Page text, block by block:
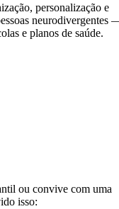
personalização e
neurodivergentes
e planos de saúde.
ou convive com uma
isso: